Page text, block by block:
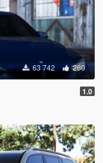
63 742 260
1.0